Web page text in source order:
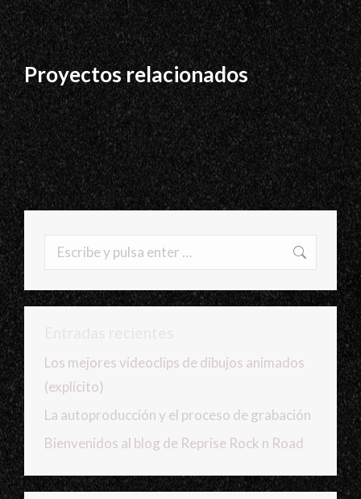
siguiente
Proyectos relacionados
Buscar:
Los mejores videoclips de dibujos animados
(explícito)
La autoproducción y el proceso de grabación
Bienvenidos al blog de Reprise Rock n Road